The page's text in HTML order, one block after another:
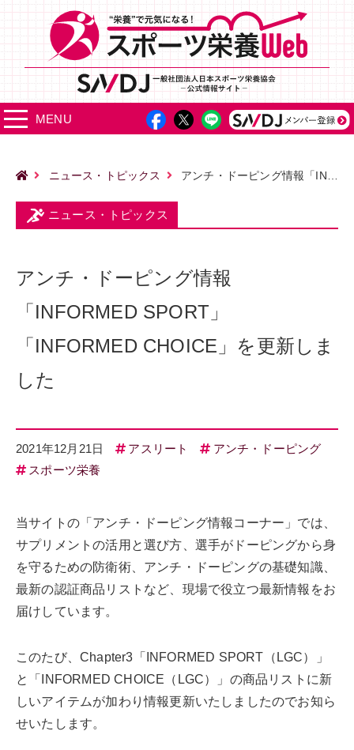
MENU
ニュース・トピックス アンチ・ドーピング情報「INFORMED SPORT」「INFORMED CHOICE」を更新しました
ニュース・トピックス
アンチ・ドーピング情報
「INFORMED SPORT」
「INFORMED CHOICE」を更新しま
した
2021年12月21日 アスリート
アンチ・ドーピング
スポーツ栄養
当サイトの「アンチ・ドーピング情報コーナー」では、
サプリメントの活用と選び方、選手がドーピングから身
を守るための防衛術、アンチ・ドーピングの基礎知識、
最新の認証商品リストなど、現場で役立つ最新情報をお
届けしています。
このたび、Chapter3「INFORMED SPORT（LGC）」
と「INFORMED CHOICE（LGC）」の商品リストに新
しいアイテムが加わり情報更新いたしましたのでお知ら
せいたします。